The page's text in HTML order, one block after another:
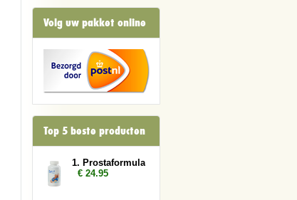
Volg uw pakket online
Top 5 beste producten
1. Prostaformula
€ 24.95